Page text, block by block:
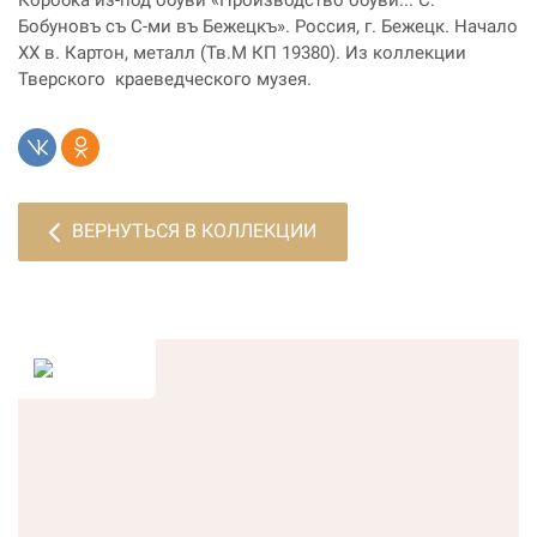
Бобуновъ съ С-ми въ Бежецкъ». Россия, г. Бежецк. Начало
ХХ в. Картон, металл (Тв.М КП 19380). Из коллекции
Тверского краеведческого музея.
ВЕРНУТЬСЯ В КОЛЛЕКЦИИ